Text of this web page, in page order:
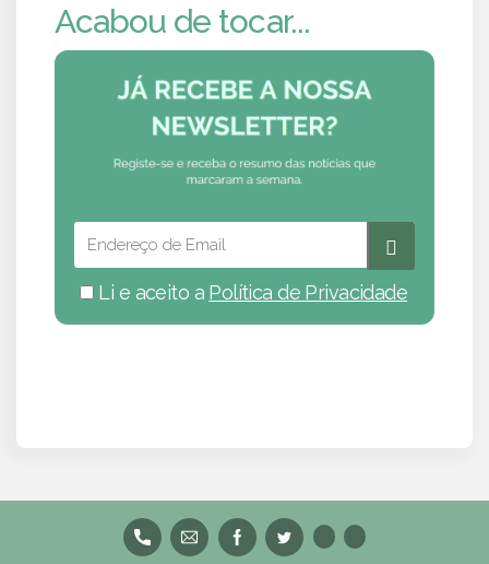
Acabou de tocar...
Li e aceito a Política de Privacidade